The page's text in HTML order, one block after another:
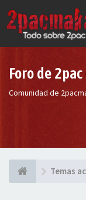
Foro de
Comunidad de
Temas